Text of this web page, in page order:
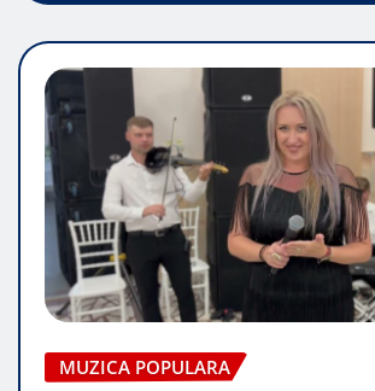
MUZICA POPULARA